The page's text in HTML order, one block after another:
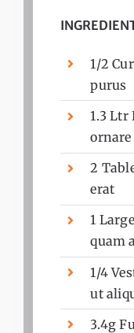
1/2
purus
1.3 Ltr
ornare
2
erat
1
quam
1/4
ut
3.4g